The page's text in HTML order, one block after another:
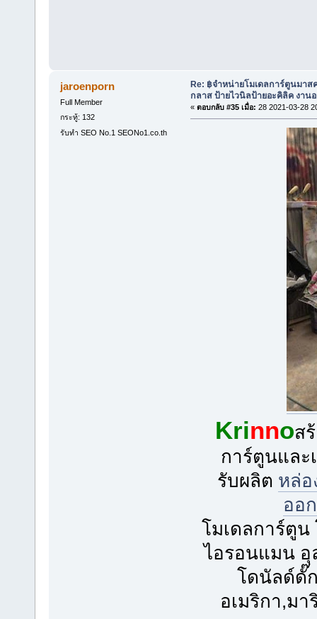
jaroenporn
Full Member
กระทู้: 132
รับทำ SEO No.1 SEONo1.co.th
Re: ฿จำหน่ายโมเดลการ์ตูนมาส
กลาส ป้ายไวนิลป้ายอะคิลิค งาน
« ตอบกลับ #35 เมื่อ: 28 2021-03-28
Krinnoส
การ์ตูนและ
รับผลิต หล่อ
ออ
โมเดลการ์ตูน
ไอรอนแมน
โดนัลด์ดั๊
อเมริกา,ม